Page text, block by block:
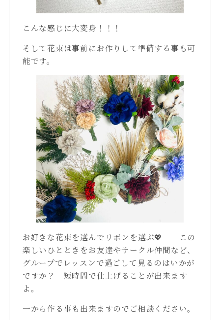
こんな感じに大変身！！！
そして花束は事前にお作りして準備する事も可
能です。
お好きな花束を選んでリボンを選ぶ💖 この
楽しいひとときをお友達やサークル仲間など、
グループでレッスンで過ごして見るのはいかが
ですか？ 短時間で仕上げることが出来ます
よ。
一から作る事も出来ますのでご相談ください。